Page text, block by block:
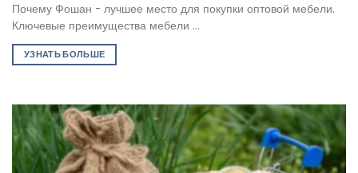
Почему Фошан - лучшее место для покупки оптовой мебели.
Ключевые преимущества мебели ...
УЗНАТЬ БОЛЬШЕ